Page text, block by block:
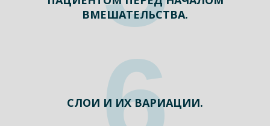
ВМЕШАТЕЛЬСТВА.
СЛОИ И ИХ ВАРИАЦИИ.